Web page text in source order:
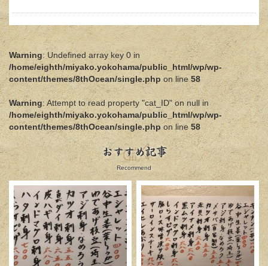
Warning: Undefined array key 0 in
/home/eighth/miyako.yokohama/public_html/wp/wp-
content/themes/8thOcean/single.phpon line58
Warning: Attempt to read property "cat_ID" on null in
/home/eighth/miyako.yokohama/public_html/wp/wp-
content/themes/8thOcean/single.phpon line58
おすすめ記事
Recommend